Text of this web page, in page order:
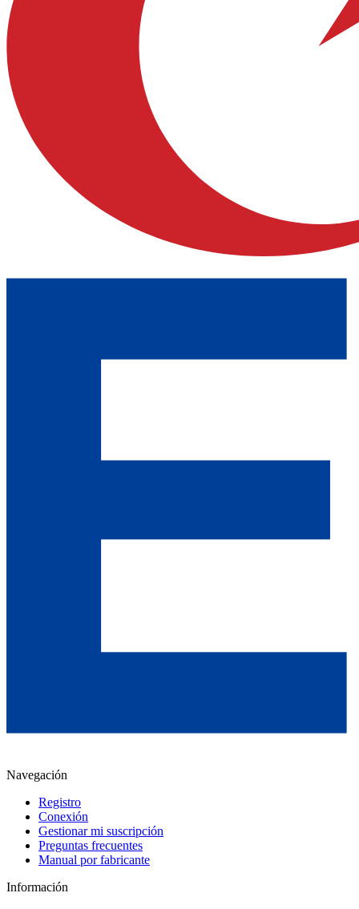
Navegación
Registro
Conexión
Gestionar mi suscripción
Preguntas frecuentes
Manual por fabricante
Información